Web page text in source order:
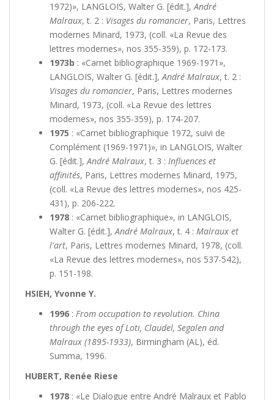
1972)», LANGLOIS, Walter G. [édit.],André
Malraux, t. 2 : Visages du romancier, Paris, Lettres
modernes Minard, 1973, (coll. «La Revue des
lettres modernes», nos 355-359), p. 172-173.
1973b : «Carnet bibliographique 1969-1971»,
LANGLOIS, Walter G. [édit.],André Malraux, t. 2 :
Visages du romancier, Paris, Lettres modernes
Minard, 1973, (coll. «La Revue des lettres
modernes», nos 355-359), p. 174-207.
1975 : «Carnet bibliographique 1972, suivi de
Complément (1969-1971)», in LANGLOIS, Walter
G. [édit.],André Malraux, t. 3 : Influences et
affinités, Paris, Lettres modernes Minard, 1975,
(coll. «La Revue des lettres modernes», nos 425-
431), p. 206-222.
1978 : «Carnet bibliographique», in LANGLOIS,
Walter G. [édit.],André Malraux, t. 4 : Malraux et
l'art, Paris, Lettres modernes Minard, 1978, (coll.
«La Revue des lettres modernes», nos 537-542),
p. 151-198.
HSIEH, Yvonne Y.
1996 : From occupation to revolution. China
through the eyes of Loti, Claudel, Segalen and
Malraux (1895-1933), Birmingham (AL), éd.
Summa, 1996.
HUBERT, Renée Riese
1978 : «Le Dialogue entre André Malraux et Pablo